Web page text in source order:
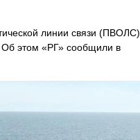
линии связи (ПВОЛС)
этом «РГ» сообщили в